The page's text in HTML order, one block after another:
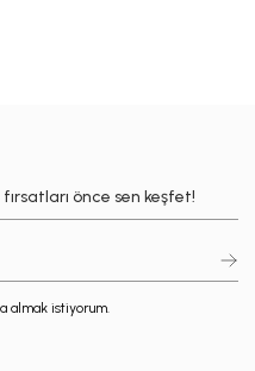
önce sen keşfet!
almak istiyorum.